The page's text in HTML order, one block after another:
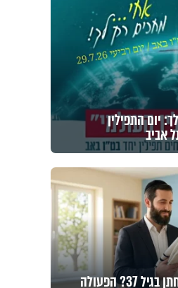
יום התפילין
אביב
מה הסיכוי להתחתן בגיל 37? הפעולה